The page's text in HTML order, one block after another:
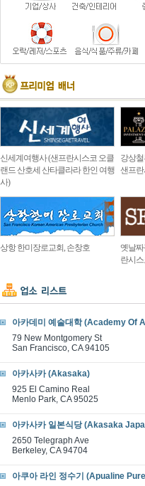
신세계여행사 (샌프란시스코 오클
랜드 산호세 산타클라라 한인 여행
사)
강상
샌프
상항 한미장로교회, 손창호
옛날짜
란시
아카데미 예술대학 (Academy Of
79 New Montgomery St
San Francisco, CA 94105
아카사카 (Akasaka)
925 El Camino Real
Menlo Park, CA 95025
아카사카 일본식당 (Akasaka
2650 Telegraph Ave
Berkeley, CA 94704
아쿠아 라인 정수기 (Apualine